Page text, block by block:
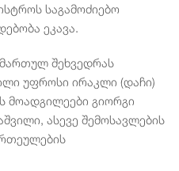
საგამოძიებო
ეკავა.
შეხვედრას
უფროსი ირაკლი (დაჩი)
მოადგილეები გიორგი
ასევე შემოსავლების